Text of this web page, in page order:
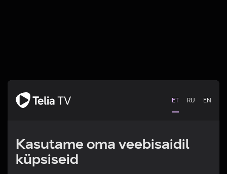
ET RU EN
Kasutame oma veebisaidil
küpsiseid